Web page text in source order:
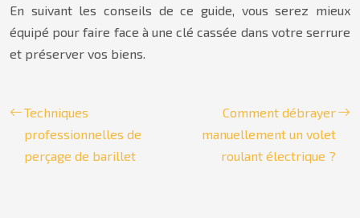
En suivant les conseils de ce guide, vous serez mieux
équipé pour faire face à une clé cassée dans votre serrure
et préserver vos biens.
Techniques
professionnelles de
perçage de barillet
Comment débrayer
manuellement un volet
roulant électrique ?